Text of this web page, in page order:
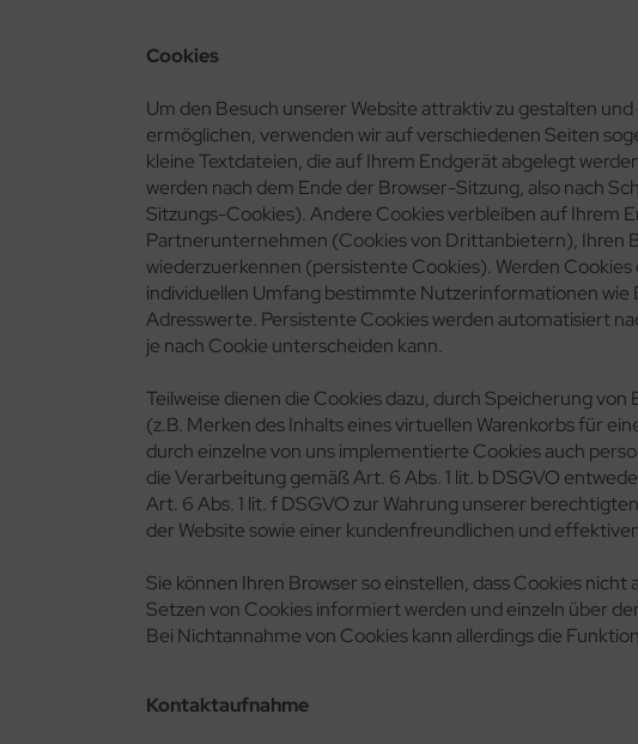
Cookies
Um den Besuch unserer Website attraktiv zu gestalten
ermöglichen, verwenden wir auf verschiedenen Seiten
kleine Textdateien, die auf Ihrem Endgerät abgelegt
werden nach dem Ende der Browser-Sitzung, also nach
Sitzungs-Cookies). Andere Cookies verbleiben auf Ihrem
Partnerunternehmen (Cookies von Drittanbietern), Ihren
wiederzuerkennen (persistente Cookies). Werden
individuellen Umfang bestimmte Nutzerinformationen
Adresswerte. Persistente Cookies werden automatisiert
je nach Cookie unterscheiden kann.
Teilweise dienen die Cookies dazu, durch Speicherung
(z.B. Merken des Inhalts eines virtuellen Warenkorbs für
durch einzelne von uns implementierte Cookies auch
die Verarbeitung gemäß Art. 6 Abs. 1 lit. b DSGVO
Art. 6 Abs. 1 lit. f DSGVO zur Wahrung unserer
der Website sowie einer kundenfreundlichen und
Sie können Ihren Browser so einstellen, dass Cookies
Setzen von Cookies informiert werden und einzeln über
Bei Nichtannahme von Cookies kann allerdings die
Kontaktaufnahme